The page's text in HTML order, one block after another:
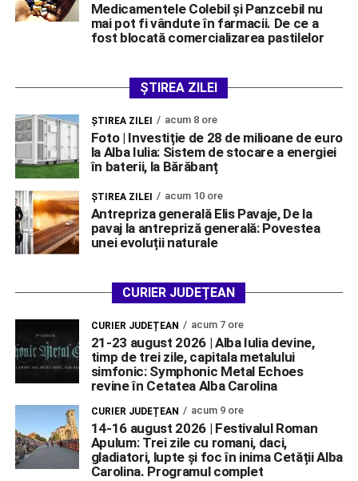
Medicamentele Colebil și Panzcebil nu
mai pot fi vândute în farmacii. De ce a
fost blocată comercializarea pastilelor
ȘTIREA ZILEI
ŞTIREA ZILEI acum 8 ore
Foto | Investiție de 28 de milioane de euro
la Alba Iulia: Sistem de stocare a energiei
în baterii, la Bărăbanț
ŞTIREA ZILEI acum 10 ore
Antrepriza generală Elis Pavaje, De la
pavaj la antrepriză generală: Povestea
unei evoluții naturale
CURIER JUDEȚEAN
CURIER JUDEȚEAN acum 7 ore
21-23 august 2026 | Alba Iulia devine,
timp de trei zile, capitala metalului
simfonic: Symphonic Metal Echoes
revine în Cetatea Alba Carolina
CURIER JUDEȚEAN acum 9 ore
14-16 august 2026 | Festivalul Roman
Apulum: Trei zile cu romani, daci,
gladiatori, lupte și foc în inima Cetății Alba
Carolina. Programul complet